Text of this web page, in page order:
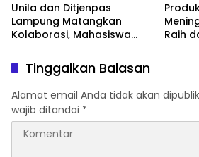
Unila dan Ditjenpas
Lampung Matangkan
Kolaborasi, Mahasiswa
Lapas
Raih
Tinggalkan Balasan
Alamat email Anda tidak akan
wajib ditandai *